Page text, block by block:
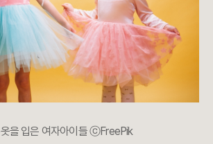
을 입은 여자아이들 ⓒFreePik